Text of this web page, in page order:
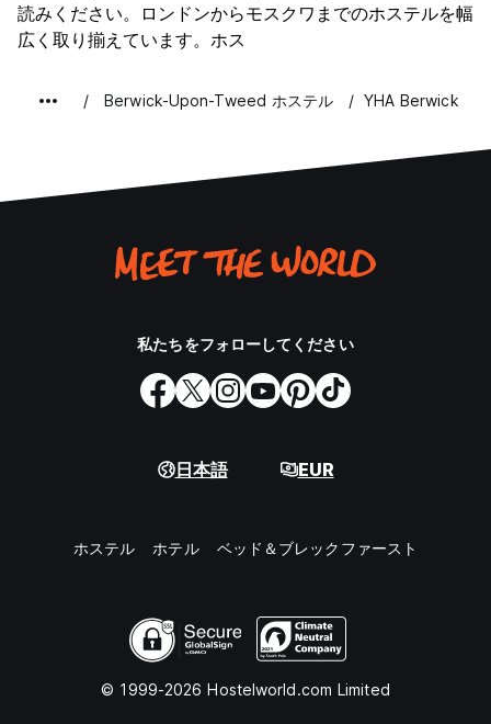
読みください。ロンドンからモスクワまでのホステルを幅
広く取り揃えています。ホス
Berwick-Upon-Tweed ホステル YHA Berwick
私たちをフォローしてください
日本語 EUR
ホステル ホテル ベッド＆ブレックファースト
© 1999-2026 Hostelworld.com Limited